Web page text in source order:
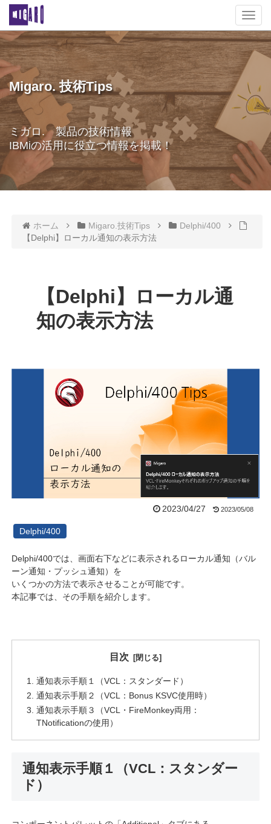
T
o
g
g
e
n
a
g
a
t
i
Migaro. 技術Tips
ミガロ. 製品の技術情報
IBMiの活用に役立つ情報を掲載！
ホーム Migaro.技術Tips
Delphi/400
【Delphi】ローカル通知の表示方法
【Delphi】ローカル通
知の表示方法
2023/04/27 2023/05/08
Delphi/400
Delphi/400では、画面右下などに表示されるローカル通知（バル
ーン通知・プッシュ通知）を
いくつかの方法で表示させることが可能です。
本記事では、その手順を紹介します。
目次
通知表示手順１（VCL：スタンダード）
通知表示手順２（VCL：Bonus KSVC使用時）
通知表示手順３（VCL・FireMonkey両用：
TNotificationの使用）
通知表示手順１（VCL：スタンダー
ド）